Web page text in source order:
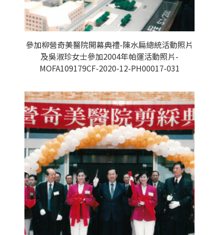
參加柳營奇美醫院開幕典禮-陳水扁總統活動照片
及吳淑珍女士參加2004年帕運活動照片-
MOFA109179CF-2020-12-PH00017-031